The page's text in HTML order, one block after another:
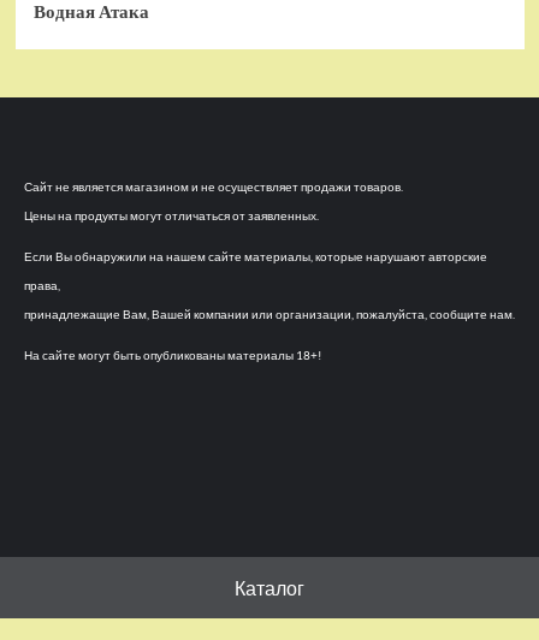
Водная Атака
Сайт не является магазином и не осуществляет продажи товаров.
Цены на продукты могут отличаться от заявленных.
Если Вы обнаружили на нашем сайте материалы, которые нарушают авторские
права,
принадлежащие Вам, Вашей компании или организации, пожалуйста, сообщите нам.
На сайте могут быть опубликованы материалы 18+!
Каталог